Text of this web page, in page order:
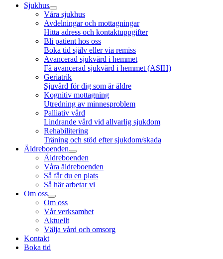
Sjukhus
Våra sjukhus
Avdelningar och mottagningar
Hitta adress och kontaktuppgifter
Bli patient hos oss
Boka tid själv eller via remiss
Avancerad sjukvård i hemmet
Få avancerad sjukvård i hemmet (ASIH)
Geriatrik
Sjuvård för dig som är äldre
Kognitiv mottagning
Utredning av minnesproblem
Palliativ vård
Lindrande vård vid allvarlig sjukdom
Rehabilitering
Träning och stöd efter sjukdom/skada
Äldreboenden
Äldreboenden
Våra äldreboenden
Så får du en plats
Så här arbetar vi
Om oss
Om oss
Vår verksamhet
Aktuellt
Välja vård och omsorg
Kontakt
Boka tid